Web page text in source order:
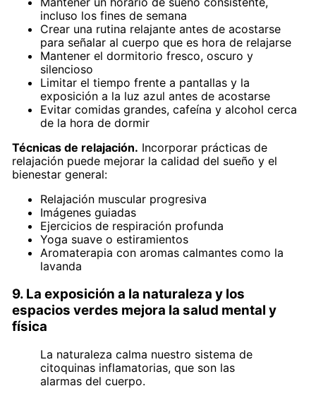
incluso los fines de semana
Crear una rutina relajante antes de acostarse
para señalar al cuerpo que es hora de relajarse
Mantener el dormitorio fresco, oscuro y
silencioso
Limitar el tiempo frente a pantallas y la
exposición a la luz azul antes de acostarse
Evitar comidas grandes, cafeína y alcohol cerca
de la hora de dormir
Técnicas de relajación. Incorporar prácticas de
relajación puede mejorar la calidad del sueño y el
bienestar general:
Relajación muscular progresiva
Imágenes guiadas
Ejercicios de respiración profunda
Yoga suave o estiramientos
Aromaterapia con aromas calmantes como la
lavanda
9. La exposición a la naturaleza y los
espacios verdes mejora la salud mental y
física
La naturaleza calma nuestro sistema de
citoquinas inflamatorias, que son las
alarmas del cuerpo.